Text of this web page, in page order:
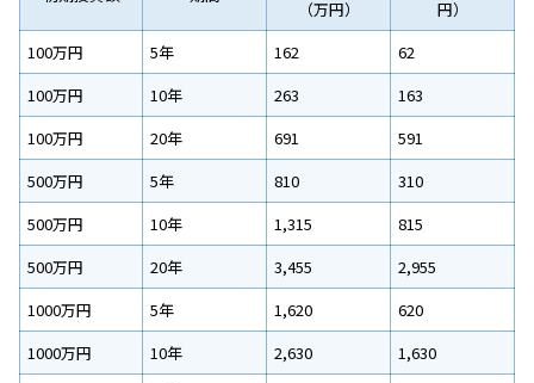
（万円）
円）
100万円
5年 162
62
100万円
10年 263
163
100万円
20年 691
591
500万円
5年 810
310
500万円
10年 1,315
815
500万円
20年 3,455
2,955
1000万円
5年 1,620
620
1000万円
10年 2,630
1,630